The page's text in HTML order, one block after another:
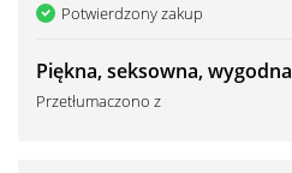
Potwierdzony zakup
Piękna, seksowna, wygodna
Przetłumaczono z